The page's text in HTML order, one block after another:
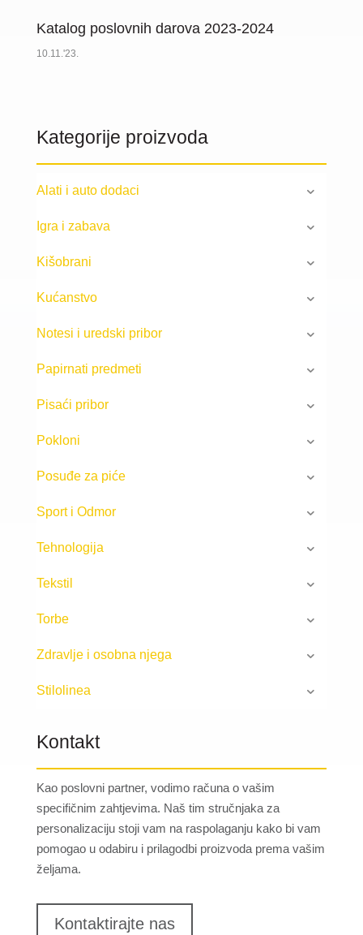
Katalog poslovnih darova 2023-2024
10.11.'23.
Kategorije proizvoda
Alati i auto dodaci
Igra i zabava
Kišobrani
Kućanstvo
Notesi i uredski pribor
Papirnati predmeti
Pisaći pribor
Pokloni
Posuđe za piće
Sport i Odmor
Tehnologija
Tekstil
Torbe
Zdravlje i osobna njega
Stilolinea
Kontakt
Kao poslovni partner, vodimo računa o vašim
specifičnim zahtjevima. Naš tim stručnjaka za
personalizaciju stoji vam na raspolaganju kako bi vam
pomogao u odabiru i prilagodbi proizvoda prema vašim
željama.
Kontaktirajte nas